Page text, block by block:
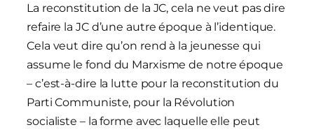
La reconstitution de la JC, cela ne veut pas dire
refaire la JC d’une autre époque à l’identique.
Cela veut dire qu’on rend à la jeunesse qui
assume le fond du Marxisme de notre époque
– c’est-à-dire la lutte pour la reconstitution du
Parti Communiste, pour la Révolution
socialiste – la forme avec laquelle elle peut